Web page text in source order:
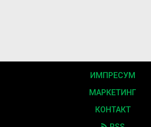
ИМПРЕСУМ
МАРКЕТИНГ
КОНТАКТ